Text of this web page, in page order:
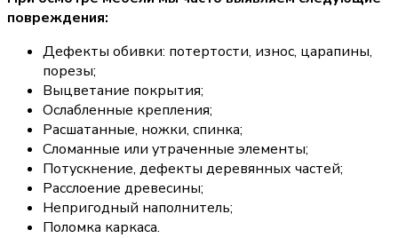
повреждения:
Дефекты обивки: потертости, износ, царапины,
порезы;
Выцветание покрытия;
Ослабленные крепления;
Расшатанные, ножки, спинка;
Сломанные или утраченные элементы;
Потускнение, дефекты деревянных частей;
Расслоение древесины;
Непригодный наполнитель;
Поломка каркаса.